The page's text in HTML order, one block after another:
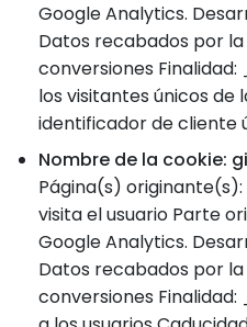
Google Analytics.
Datos recabados por la
conversiones
los visitantes únicos de
identificador de cliente
Nombre de la cookie:
Página(s)
visita el usuario Parte
Google Analytics.
Datos recabados por la
conversiones